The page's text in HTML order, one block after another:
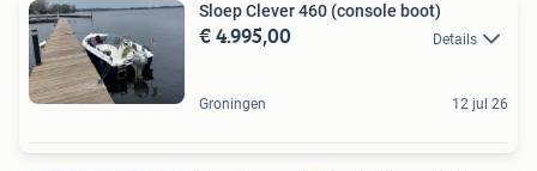
Sloep Clever 460 (console boot)
€ 4.995,00 Details
Groningen 12 jul 26